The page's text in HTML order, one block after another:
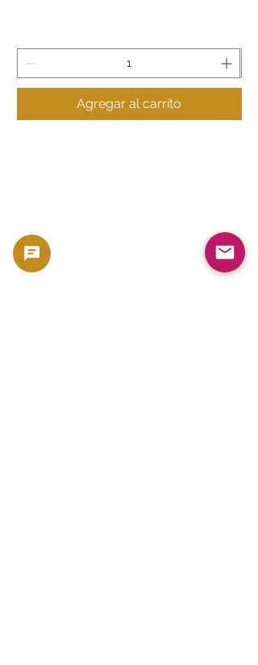
Agregar al carrito